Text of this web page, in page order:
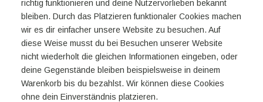
richtig funktionieren und deine Nutzervorlieben bekannt
bleiben. Durch das Platzieren funktionaler Cookies machen
wir es dir einfacher unsere Website zu besuchen. Auf
diese Weise musst du bei Besuchen unserer Website
nicht wiederholt die gleichen Informationen eingeben, oder
deine Gegenstände bleiben beispielsweise in deinem
Warenkorb bis du bezahlst. Wir können diese Cookies
ohne dein Einverständnis platzieren.